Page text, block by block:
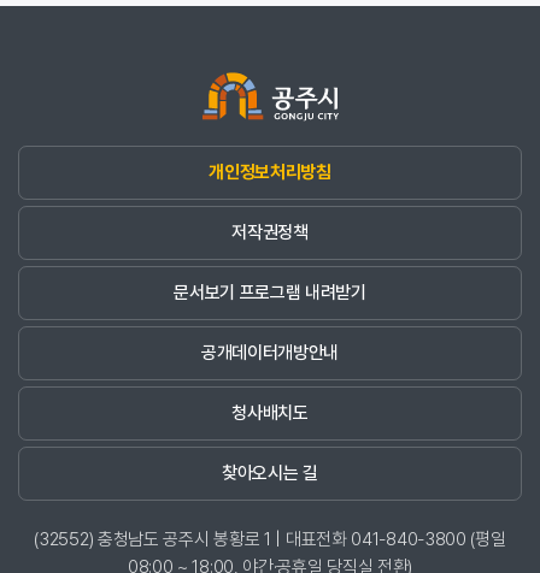
개인정보처리방침
저작권정책
문서보기 프로그램 내려받기
공개데이터개방안내
청사배치도
찾아오시는 길
(32552) 충청남도 공주시 봉황로 1 | 대표전화 041-840-3800 (평일
08:00 ~ 18:00, 야간·공휴일 당직실 전환)